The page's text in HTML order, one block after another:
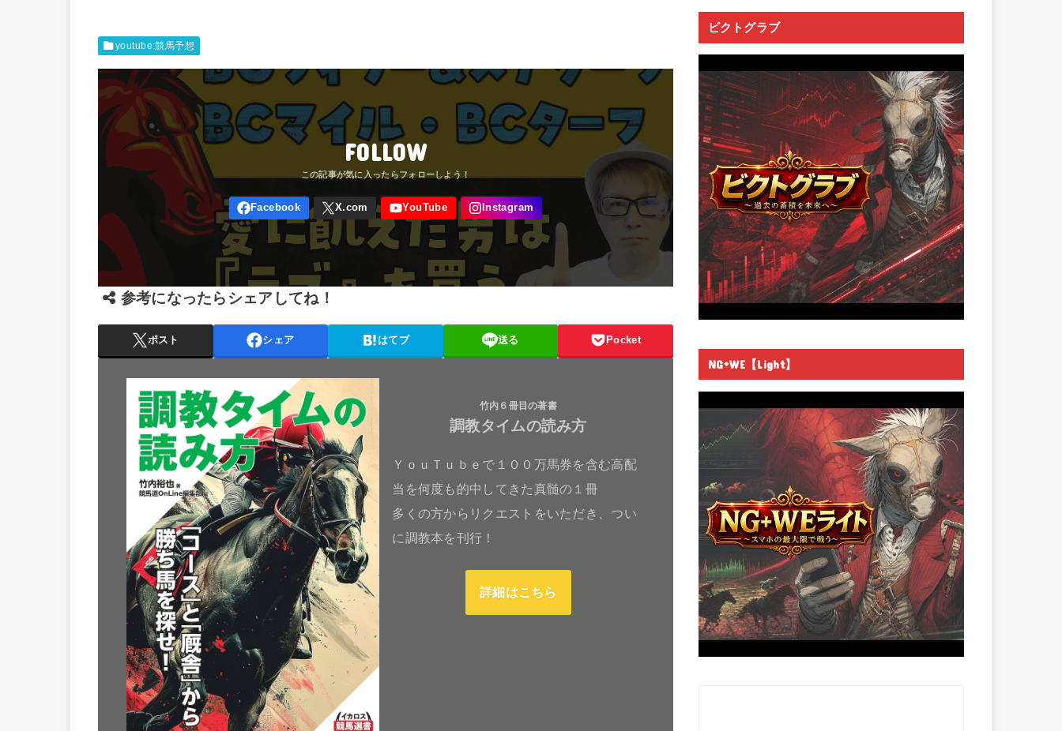
youtube:競馬予想
FOLLOW
参考になったらシェアしてね！
ポスト シェア はてブ 送る Pocket
竹内６冊目の著書
調教タイムの読み方
ＹｏｕＴｕｂｅで１００万馬券を含む高配
当を何度も的中してきた真髄の１冊
多くの方からリクエストをいただき、つい
に調教本を刊行！
詳細はこちら
ビクトグラブ
NG+WE【Light】